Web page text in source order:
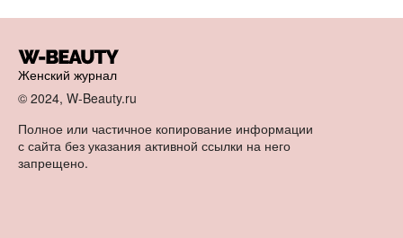
Женский журнал
© 2024, W-Beauty.ru
Полное или частичное копирование информации
с сайта без указания активной ссылки на него
запрещено.